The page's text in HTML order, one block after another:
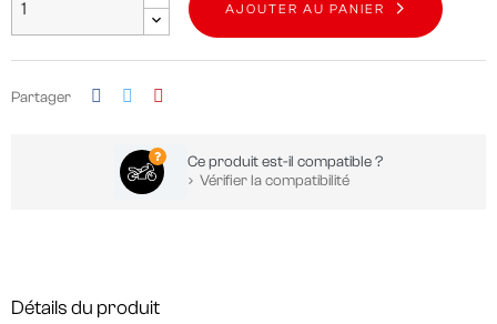
AJOUTER AU PANIER
Partager
Ce produit est-il compatible ?
Vérifier la compatibilité
Détails du produit